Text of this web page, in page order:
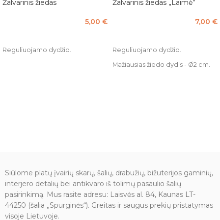
Žalvarinis žiedas
5,00 €
Reguliuojamo dydžio.
Žalvarinis žiedas „Laimė”
7,00 €
Reguliuojamo dydžio.
Mažiausias žiedo dydis - Ø2 cm.
Siūlome platų įvairių skarų, šalių, drabužių, bižuterijos gaminių,
interjero detalių bei antikvaro iš tolimų pasaulio šalių
pasirinkimą. Mus rasite adresu: Laisvės al. 84, Kaunas LT-
44250 (šalia „Spurginės“). Greitas ir saugus prekių pristatymas
visoje Lietuvoje.